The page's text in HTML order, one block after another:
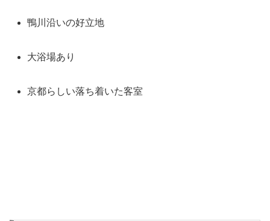
鴨川沿いの好立地
大浴場あり
京都らしい落ち着いた客室